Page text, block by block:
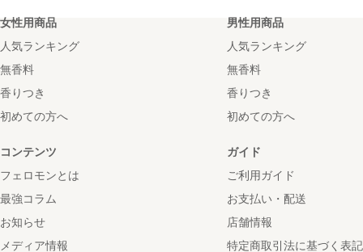
女性用商品
人気ランキング
無香料
香りつき
初めての方へ
男性用商品
人気ランキング
無香料
香りつき
初めての方へ
コンテンツ
フェロモンとは
最強コラム
お知らせ
メディア情報
ガイド
ご利用ガイド
お支払い・配送
店舗情報
特定商取引法に基づく表記